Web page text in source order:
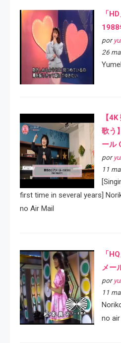
「
1988
por
26
【
歌う
ール
por
11
first time in several years]
no Air Mail
「
メ
por
11
no